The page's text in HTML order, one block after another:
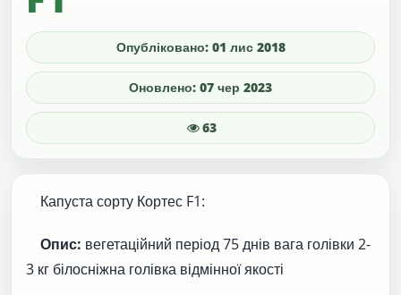
Опубліковано: 01 лис 2018
Оновлено: 07 чер 2023
63
Капуста сорту Кортес F1:
Опис: вегетаційний період 75 днів вага голівки 2-
3 кг білосніжна голівка відмінної якості